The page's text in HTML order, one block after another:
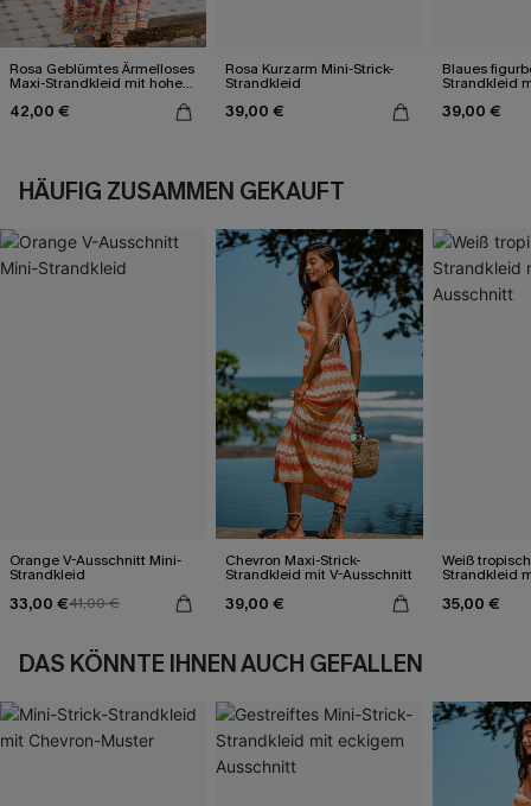
Rosa Geblümtes Ärmelloses
Maxi-Strandkleid mit hohem
42,00 €
Rosa Kurzarm Mini-Strick-
Strandkleid
39,00 €
Blaues
Strandkleid
39,00 €
HÄUFIG ZUSAMMEN GEKAUFT
Orange V-Ausschnitt Mini-
Strandkleid
33,00 €41,00 €
Chevron Maxi-Strick-
Strandkleid mit V-Ausschnitt
39,00 €
Weiß
Strandkleid
35,00 €
DAS KÖNNTE IHNEN AUCH GEFALLEN